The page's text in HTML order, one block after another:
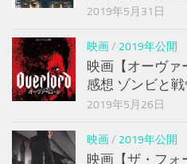
2019年5月31日
映画/ 2019年公開
映画【オーヴァ
感想 ゾンビと
2019年5月26日
映画/ 2019年公開
映画【ザ・フォ